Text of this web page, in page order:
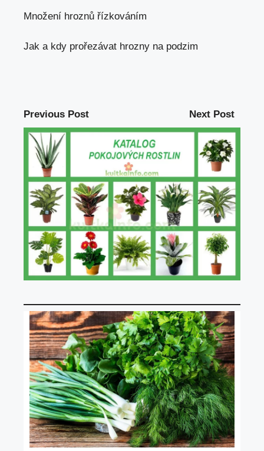
Množení hroznů řízkováním
Jak a kdy prořezávat hrozny na podzim
Previous Post Next Post